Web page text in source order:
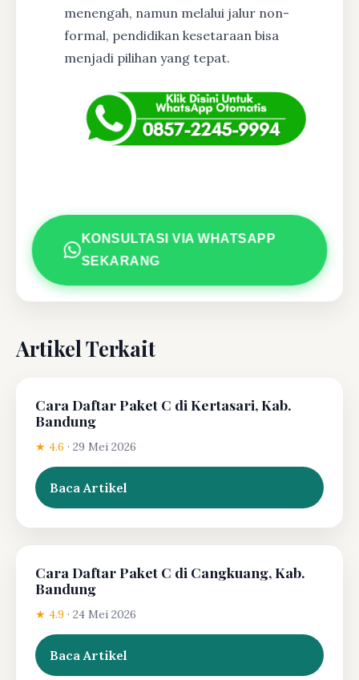
menengah, namun melalui jalur non-
formal, pendidikan kesetaraan bisa
menjadi pilihan yang tepat.
KONSULTASI VIA WHATSAPP
SEKARANG
Artikel Terkait
Cara Daftar Paket C di Kertasari, Kab.
Bandung
★ 4.6 · 29 Mei 2026
Baca Artikel
Cara Daftar Paket C di Cangkuang, Kab.
Bandung
★ 4.9 · 24 Mei 2026
Baca Artikel